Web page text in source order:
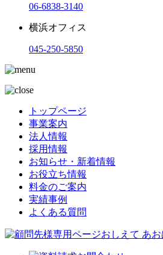
06-6838-3140
横浜オフィス
045-250-5850
トップページ
事業案内
法人情報
採用情報
お知らせ・新着情報
お役立ち情報
料金のご案内
実績事例
よくある質問